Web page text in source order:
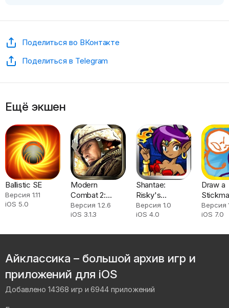
Поделиться во ВКонтакте
Поделиться в Telegram
Ещё экшен
Ballistic SE
Версия 1.11
iOS 5.0
Modern
Combat 2:
Black Pegasus
Версия 1.2.6
iOS 3.1.3
Shantae:
Risky's
Revenge FULL
Версия 1.0
iOS 4.0
Draw a
2
Версия
iOS 7.0
Айклассика – большой архив игр и
приложений для iOS
Добавлено 14368 игр и 6944 приложений